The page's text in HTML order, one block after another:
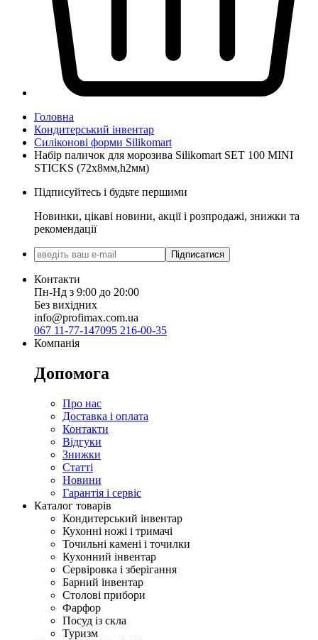
Головна
Кондитерський інвентар
Силіконові форми Silikomart
Набір паличок для морозива Silikomart SET 100 MINI
STICKS (72x8мм,h2мм)
Підписуйтесь і будьте першими
Новинки, цікаві новини, акції і розпродажі, знижки та
рекомендації
Підписатися
Контакти
Пн-Нд з 9:00 до 20:00
Без вихідних
info@profimax.com.ua
067 11-77-147095 216-00-35
Компанія
Допомога
Про нас
Доставка і оплата
Контакти
Відгуки
Знижки
Статті
Новини
Гарантія і сервіс
Каталог товарів
Кондитерський інвентар
Кухонні ножі і тримачі
Точильні камені і точилки
Кухонний інвентар
Сервіровка і зберігання
Барний інвентар
Столові прибори
Фарфор
Посуд із скла
Туризм